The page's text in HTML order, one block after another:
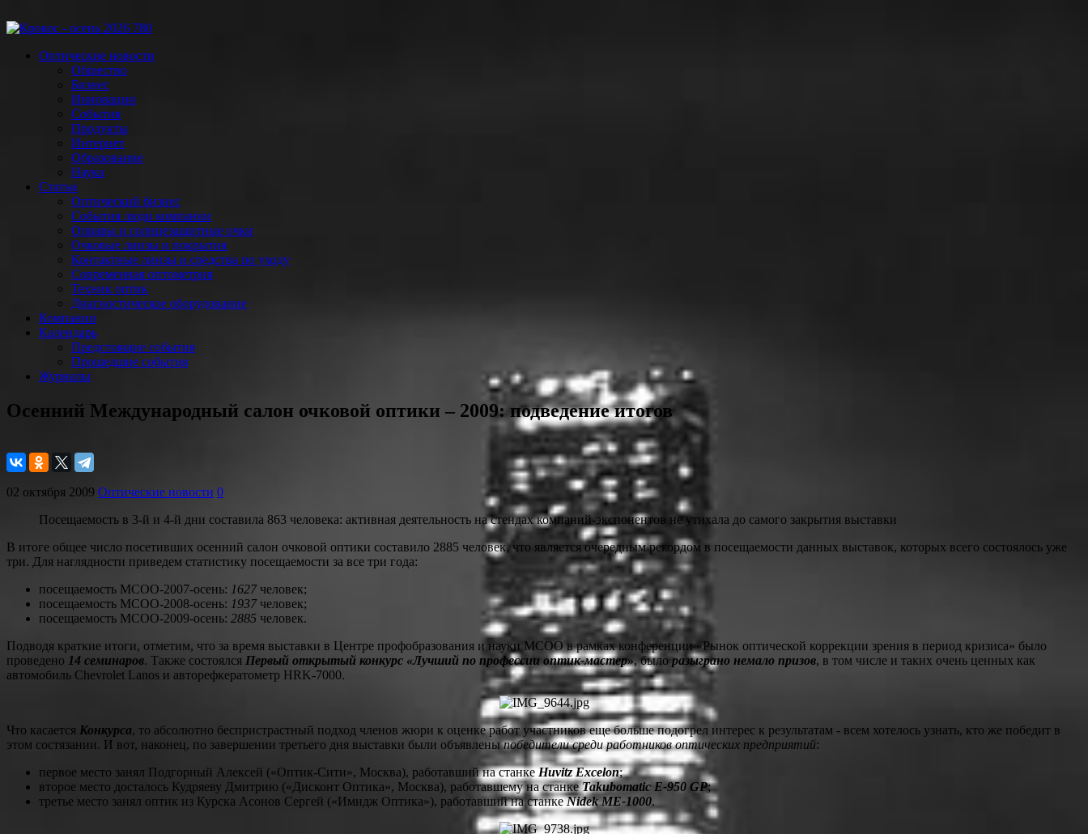
Оптические новости
Общество
Бизнес
Инновации
События
Продукты
Интернет
Образование
Наука
Статьи
Оптический бизнес
События люди компании
Оправы и солнцезащитные очки
Очковые линзы и покрытия
Контактные линзы и средства по уходу
Современная оптометрия
Техник оптик
Диагностическое оборудование
Компании
Календарь
Предстоящие события
Прошедшие события
Журналы
Осенний Международный салон очковой оптики – 2009: подведение итогов
02 октября 2009 Оптические новости 0
Посещаемость в 3-й и 4-й дни составила 863 человека: активная деятельность на стендах компаний-экспонентов не утихала до самого закрытия выставки
В итоге общее число посетивших осенний салон очковой оптики составило 2885 человек, что является очередным рекордом в посещаемости данных выставок, которых всего состоялось уже
три. Для наглядности приведем статистику посещаемости за все три года:
посещаемость МСОО-2007-осень: 1627человек;
посещаемость МСОО-2008-осень: 1937человек;
посещаемость МСОО-2009-осень: 2885 человек.
Подводя краткие итоги, отметим, что за время выставки в Центре профобразования и науки МСОО в рамках конференции «Рынок оптической коррекции зрения в период кризиса» было
проведено 14 семинаров. Также состоялся Первый открытый конкурс «Лучший по профессии оптик-мастер», былоразыграно немало призов, в том числе и таких очень ценных как
автомобиль Chevrolet Lanos и авторефкератометр HRK-7000.
Что касается Конкурса, то абсолютно беспристрастный подход членов жюри к оценке работ участников еще больше подогрел интерес к результатам - всем хотелось узнать, кто же победит в
этом состязании. И вот, наконец, по завершении третьего дня выставки были объявленыпобедители среди работников оптических предприятий:
первое место занял Подгорный Алексей («Оптик-Сити», Москва), работавший на станкеHuvitz Excelon;
второе место досталось Кудряеву Дмитрию («Дисконт Оптика», Москва), работавшему на станкеTakubomatic E-950 GP;
третье место занял оптик из Курска Асонов Сергей («Имидж Оптика»), работавший на станкеNidek МЕ-1000.